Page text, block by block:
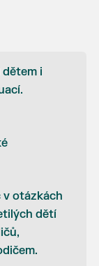
i
v otázkách
dětí